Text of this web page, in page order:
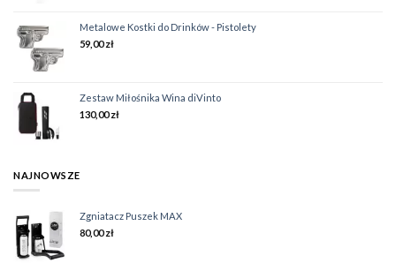
Metalowe Kostki do Drinków - Pistolety
59,00zł
Zestaw Miłośnika Wina diVinto
130,00zł
NAJNOWSZE
Zgniatacz Puszek MAX
80,00zł